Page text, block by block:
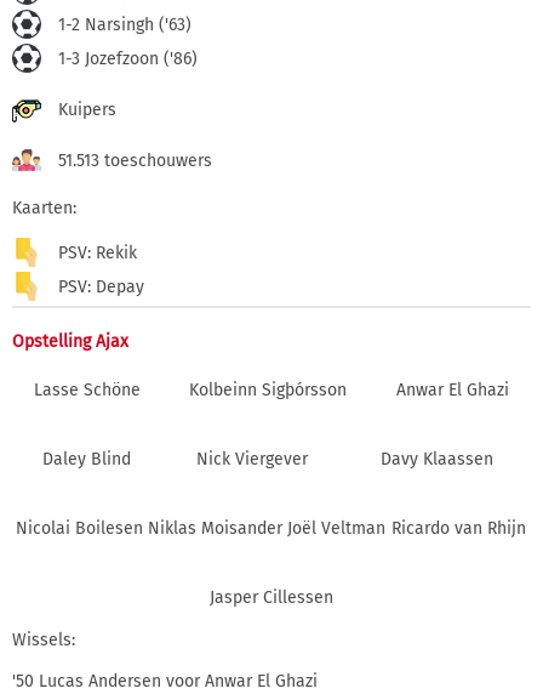
1-2 Narsingh ('63)
1-3 Jozefzoon ('86)
Kuipers
51.513 toeschouwers
Kaarten:
PSV: Rekik
PSV: Depay
Opstelling Ajax
Lasse Schöne Kolbeinn Sigþórsson Anwar El Ghazi
Daley Blind Nick Viergever Davy Klaassen
Nicolai Boilesen Niklas Moisander Joël Veltman Ricardo van Rhijn
Jasper Cillessen
Wissels:
'50 Lucas Andersen voor Anwar El Ghazi